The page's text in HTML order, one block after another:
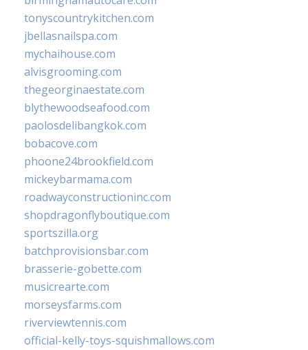
tonyscountrykitchen.com
jbellasnailspa.com
mychaihouse.com
alvisgrooming.com
thegeorginaestate.com
blythewoodseafood.com
paolosdelibangkok.com
bobacove.com
phoone24brookfield.com
mickeybarmama.com
roadwayconstructioninc.com
shopdragonflyboutique.com
sportszilla.org
batchprovisionsbar.com
brasserie-gobette.com
musicrearte.com
morseysfarms.com
riverviewtennis.com
official-kelly-toys-squishmallows.com